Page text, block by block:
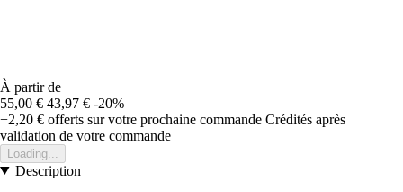
À partir de
55,00 € 43,97 € -20%
+2,20 € offerts sur votre prochaine commande Crédités après
validation de votre commande
Loading...
Description